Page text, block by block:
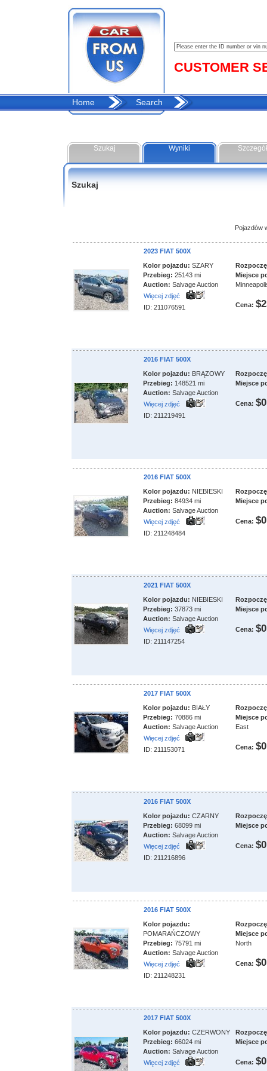
CUSTOMER
Home Search
Szukaj Wyniki
Szukaj
Pojazdów
2023 FIAT 500X
Kolor pojazdu: SZARY
Przebieg: 25143 mi
Auction: Salvage Auction
Więcej zdjęć
ID: 211076591
Miejsce
Cena:
2016 FIAT 500X
Kolor pojazdu: BRĄZOWY
Przebieg: 148521 mi
Auction: Salvage Auction
Więcej zdjęć
ID: 211219491
Miejsce
Cena: $0
2016 FIAT 500X
Kolor pojazdu: NIEBIESKI
Przebieg: 84934 mi
Auction: Salvage Auction
Więcej zdjęć
ID: 211248484
Miejsce
Cena: $0
2021 FIAT 500X
Kolor pojazdu: NIEBIESKI
Przebieg: 37873 mi
Auction: Salvage Auction
Więcej zdjęć
ID: 211147254
Miejsce
Cena: $0
2017 FIAT 500X
Kolor pojazdu: BIAŁY
Przebieg: 70886 mi
Auction: Salvage Auction
Więcej zdjęć
ID: 211153071
Miejsce
East
Cena: $0
2016 FIAT 500X
Kolor pojazdu: CZARNY
Przebieg: 68099 mi
Auction: Salvage Auction
Więcej zdjęć
ID: 211216896
Miejsce
Cena: $0
2016 FIAT 500X
Kolor pojazdu:
POMARAŃCZOWY
Przebieg: 75791 mi
Auction: Salvage Auction
Więcej zdjęć
ID: 211248231
Miejsce
North
Cena: $0
2017 FIAT 500X
Kolor pojazdu: CZERWONY
Przebieg: 66024 mi
Auction: Salvage Auction
Więcej zdjęć
Miejsce
Cena: $0